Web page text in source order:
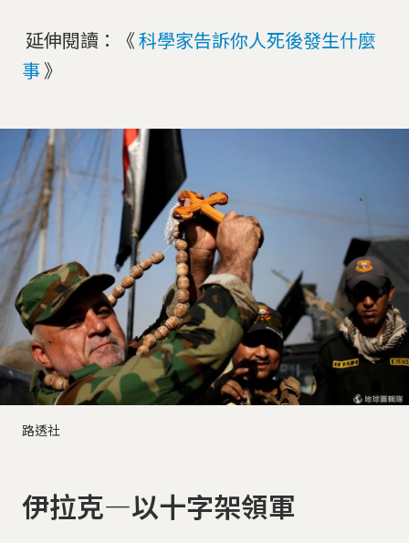
延伸閱讀：《科學家告訴你人死後發生什麼
事》
路透社
伊拉克—以十字架領軍